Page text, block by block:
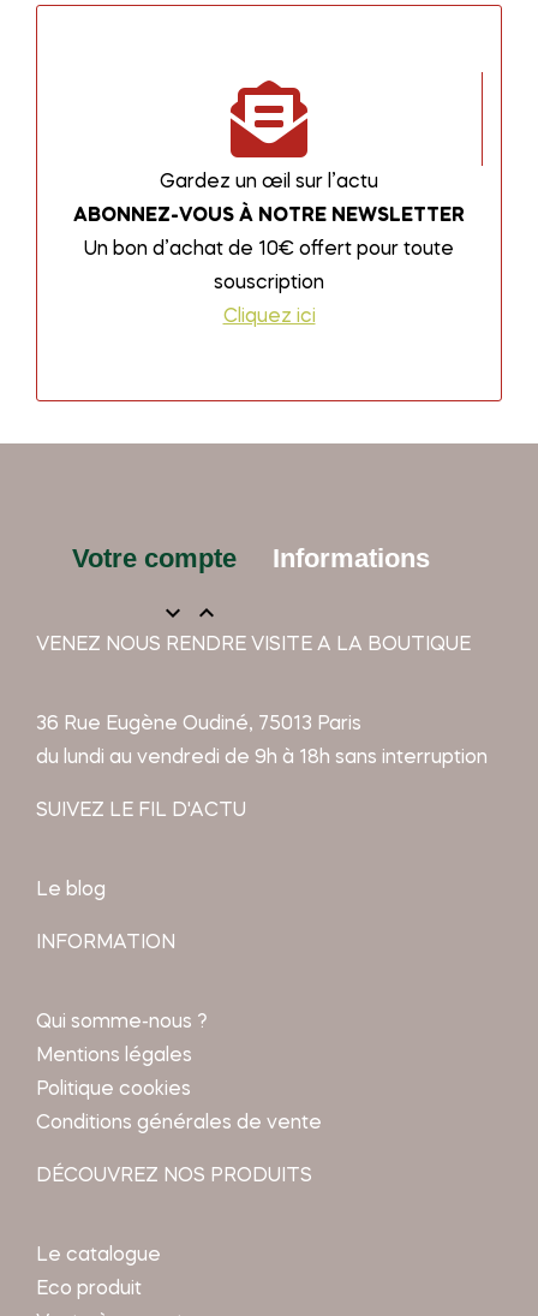
Gardez un œil sur l’actu
ABONNEZ-VOUS À NOTRE NEWSLETTER
Un bon d’achat de 10€ offert pour toute
souscription
Cliquez ici
Votre compte
 
Informations
VENEZ NOUS RENDRE VISITE A LA BOUTIQUE
36 Rue Eugène Oudiné, 75013 Paris
du lundi au vendredi de 9h à 18h sans interruption
SUIVEZ LE FIL D'ACTU
Le blog
INFORMATION
Qui somme-nous ?
Mentions légales
Politique cookies
Conditions générales de vente
DÉCOUVREZ NOS PRODUITS
Le catalogue
Eco produit